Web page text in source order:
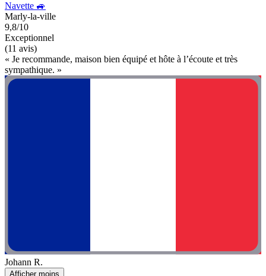
Navette 🚙
Marly-la-ville
9,8/10
Exceptionnel
(11 avis)
« Je recommande, maison bien équipé et hôte à l’écoute et très
sympathique. »
Johann R.
Afficher moins